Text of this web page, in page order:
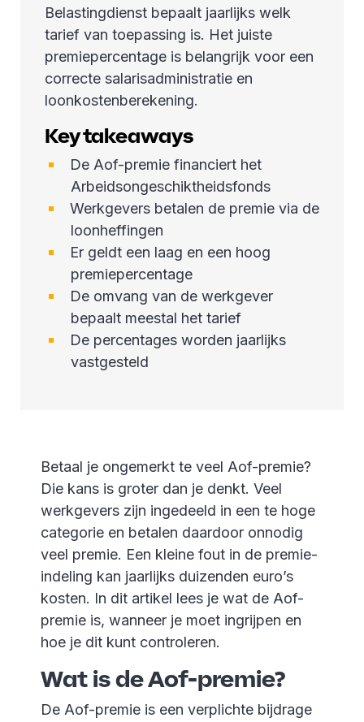
Belastingdienst bepaalt jaarlijks welk
tarief van toepassing is. Het juiste
premiepercentage is belangrijk voor een
correcte salarisadministratie en
loonkostenberekening.
Key takeaways
De Aof-premie financiert het
Arbeidsongeschiktheidsfonds
Werkgevers betalen de premie via de
loonheffingen
Er geldt een laag en een hoog
premiepercentage
De omvang van de werkgever
bepaalt meestal het tarief
De percentages worden jaarlijks
vastgesteld
Betaal je ongemerkt te veel Aof-premie?
Die kans is groter dan je denkt. Veel
werkgevers zijn ingedeeld in een te hoge
categorie en betalen daardoor onnodig
veel premie. Een kleine fout in de premie-
indeling kan jaarlijks duizenden euro’s
kosten. In dit artikel lees je wat de Aof-
premie is, wanneer je moet ingrijpen en
hoe je dit kunt controleren.
Wat is de Aof-premie?
De Aof-premie is een verplichte bijdrage